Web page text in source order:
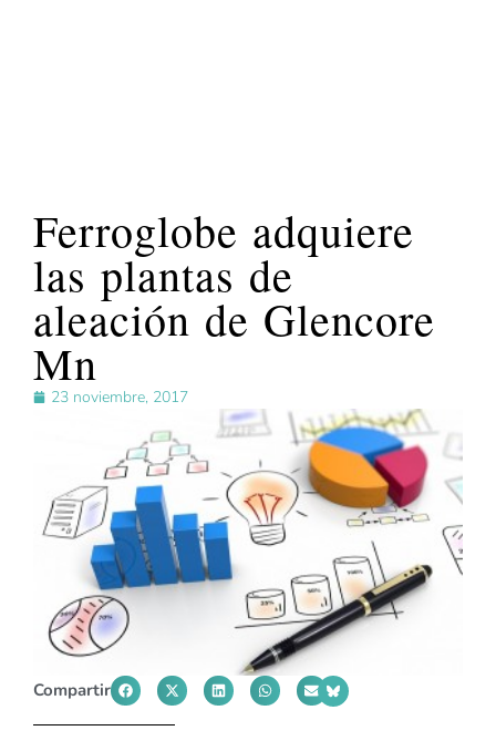
Ferroglobe adquiere
las plantas de
aleación de Glencore
Mn
23 noviembre, 2017
Compartir